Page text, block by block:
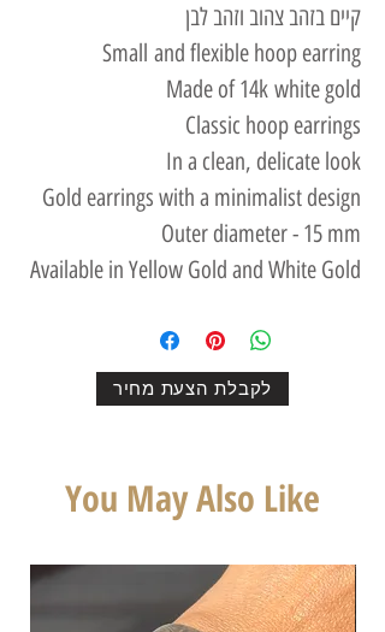
קיים בזהב צהוב וזהב לבן
Small and flexible hoop earring
Made of 14k white gold
Classic hoop earrings
In a clean, delicate look
Gold earrings with a minimalist design
Outer diameter - 15 mm
Available in Yellow Gold and White Gold
לקבלת הצעת מחיר
You May Also Like